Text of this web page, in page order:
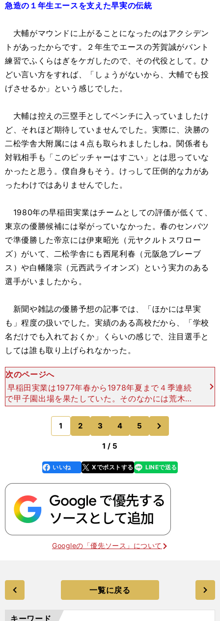
急造の１年生エースを支えた早実の伝統
大輔がマウンドに上がることになったのはアクシデン
トがあったからです。２年生でエースの芳賀誠がバント
練習でふくらはぎをケガしたので、その代役として。ひ
どい言い方をすれば、「しょうがないから、大輔でも投
げさせるか」という感じでした。
大輔は控えの三塁手としてベンチに入っていましたけ
ど、それほど期待していませんでした。実際に、決勝の
二松学舎大附属には４点も取られましたしね。関係者も
対戦相手も「このピッチャーはすごい」とは思っていな
かったと思う。僕自身もそう。けっして圧倒的な力があ
ったわけではありませんでした。
1980年の早稲田実業はチームとしての評価が低くて、
東京の優勝候補には挙がっていなかった。春のセンバツ
で準優勝した帝京には伊東昭光（元ヤクルトスワロー
ズ）がいて、二松学舎にも西尾利春（元阪急ブレーブ
ス）や白幡隆宗（元西武ライオンズ）という実力のある
選手がいましたから。
新聞や雑誌の優勝予想の記事では、「ほかには早実
も」程度の扱いでした。実績のある高校だから、「学校
名だけでも入れておくか」くらいの感じで、注目選手と
しては誰も取り上げられなかった。
次のページへ
早稲田実業は1977年春から1978年夏まで４季連続
で甲子園出場を果たしていた。そのなかには荒木大
輔の兄、健二がいた。しかし、この年は下馬評に上
がらず、優勝候補と考える人は少なかった。 だ
が、準々決勝
1 2 3 4 5
のページへ
1 / 5
faceboo
k
いいね Xでポストする
line LINEで送る
Googleの「優先ソース」について
一覧に戻る
キーワード